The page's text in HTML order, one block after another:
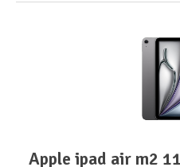
apple ipad air m2 11 pouces (2024) wi-